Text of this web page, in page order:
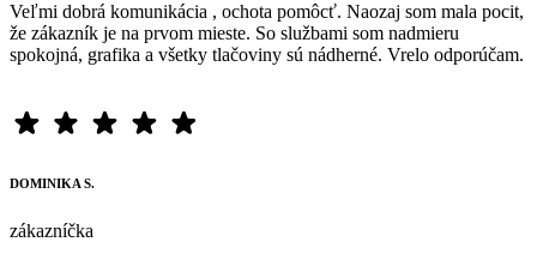
Veľmi dobrá komunikácia , ochota pomôcť. Naozaj som mala pocit,
že zákazník je na prvom mieste. So službami som nadmieru
spokojná, grafika a všetky tlačoviny sú nádherné. Vrelo odporúčam.
DOMINIKA S.
zákazníčka